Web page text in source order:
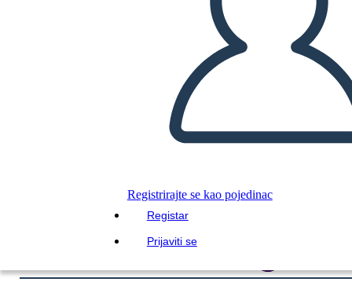
Registrirajte se kao pojedinac
Registar
Prijaviti se